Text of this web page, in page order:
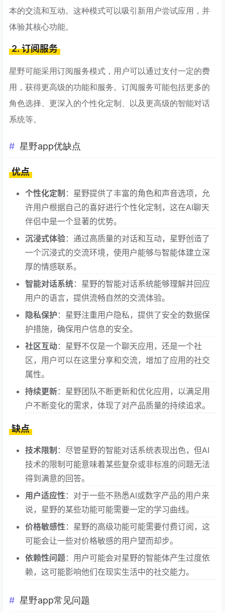
本的交流和互动。这种模式可以吸引新用户尝试应用，并
体验其核心功能。
2. 订阅服务
星野可能采用订阅服务模式，用户可以通过支付一定的费
用，获得更高级的功能和服务。订阅服务可能包括更多的
角色选择、更深入的个性化定制、以及更高级的智能对话
系统等。
星野app优缺点
优点
个性化定制 ：星野提供了丰富的角色和声音选项，允
许用户根据自己的喜好进行个性化定制，这在AI聊天
伴侣中是一个显著的优势。
沉浸式体验：通过高质量的对话和互动，星野创造了
一个沉浸式的交流环境，使用户能够与智能体建立深
厚的情感联系。
智能对话系统：星野的智能对话系统能够理解并回应
用户的语言，提供流畅自然的交流体验。
隐私保护 ：星野注重用户隐私，提供了安全的数据保
护措施，确保用户信息的安全。
社区互动：星野不仅是一个聊天应用，还是一个社
区，用户可以在这里分享和交流，增加了应用的社交
属性。
持续更新：星野团队不断更新和优化应用，以满足用
户不断变化的需求，体现了对产品质量的持续追求。
缺点
技术限制 ：尽管星野的智能对话系统表现出色，但AI
技术的限制可能意味着某些复杂或非标准的问题无法
得到满意的回答。
用户适应性：对于一些不熟悉AI或数字产品的用户来
说，星野的某些功能可能需要一定的学习曲线。
价格敏感性：星野的高级功能可能需要付费订阅，这
可能会让一些对价格敏感的用户望而却步。
依赖性问题：用户可能会对星野的智能体产生过度依
赖，这可能影响他们在现实生活中的社交能力。
星野app常见问题